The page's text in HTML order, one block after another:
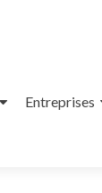
Entreprises